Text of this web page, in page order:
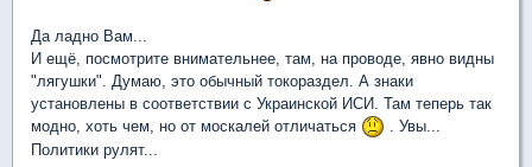
Да ладно Вам...
И ещё, посмотрите внимательнее, там, на проводе, явно видны
"лягушки". Думаю, это обычный токораздел. А знаки
установлены в соответствии с Украинской ИСИ. Там теперь так
модно, хоть чем, но от москалей отличаться
. Увы...
Политики рулят...